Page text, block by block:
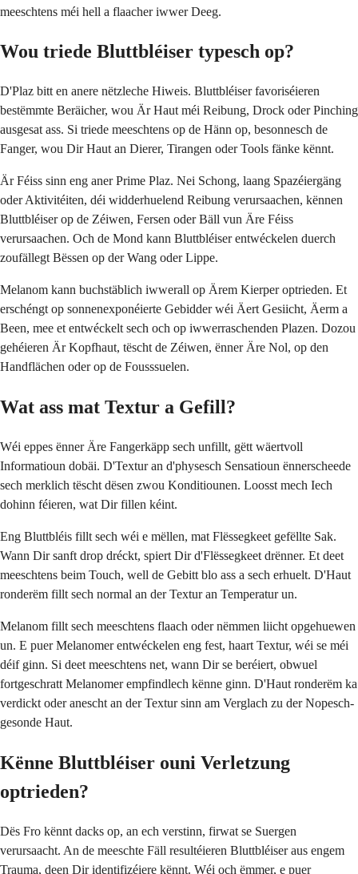
meeschtens méi hell a flaacher iwwer Deeg.
Wou triede Bluttbléiser typesch op?
D'Plaz bitt en anere nëtzleche Hiweis. Bluttbléiser favoriséieren
bestëmmte Beräicher, wou Är Haut méi Reibung, Drock oder Pinching
ausgesat ass. Si triede meeschtens op de Hänn op, besonnesch de
Fanger, wou Dir Haut an Dierer, Tirangen oder Tools fänke kënnt.
Är Féiss sinn eng aner Prime Plaz. Nei Schong, laang Spazéiergäng
oder Aktivitéiten, déi widderhuelend Reibung verursaachen, kënnen
Bluttbléiser op de Zéiwen, Fersen oder Bäll vun Äre Féiss
verursaachen. Och de Mond kann Bluttbléiser entwéckelen duerch
zoufällegt Bëssen op der Wang oder Lippe.
Melanom kann buchstäblich iwwerall op Ärem Kierper optrieden. Et
erschéngt op sonnenexponéierte Gebidder wéi Äert Gesiicht, Äerm a
Been, mee et entwéckelt sech och op iwwerraschenden Plazen. Dozou
gehéieren Är Kopfhaut, tëscht de Zéiwen, ënner Äre Nol, op den
Handflächen oder op de Fousssuelen.
Wat ass mat Textur a Gefill?
Wéi eppes ënner Äre Fangerkäpp sech unfillt, gëtt wäertvoll
Informatioun dobäi. D'Textur an d'physesch Sensatioun ënnerscheede
sech merklich tëscht dësen zwou Konditiounen. Loosst mech Iech
dohinn féieren, wat Dir fillen kéint.
Eng Bluttbléis fillt sech wéi e mëllen, mat Flëssegkeet gefëllte Sak.
Wann Dir sanft drop dréckt, spiert Dir d'Flëssegkeet drënner. Et deet
meeschtens beim Touch, well de Gebitt blo ass a sech erhuelt. D'Haut
ronderëm fillt sech normal an der Textur an Temperatur un.
Melanom fillt sech meeschtens flaach oder nëmmen liicht opgehuewen
un. E puer Melanomer entwéckelen eng fest, haart Textur, wéi se méi
déif ginn. Si deet meeschtens net, wann Dir se beréiert, obwuel
fortgeschratt Melanomer empfindlech kënne ginn. D'Haut ronderëm ka
verdickt oder anescht an der Textur sinn am Verglach zu der Nopesch-
gesonde Haut.
Kënne Bluttbléiser ouni Verletzung
optrieden?
Dës Fro kënnt dacks op, an ech verstinn, firwat se Suergen
verursaacht. An de meeschte Fäll resultéieren Bluttbléiser aus engem
Trauma, deen Dir identifizéiere kënnt. Wéi och ëmmer, e puer